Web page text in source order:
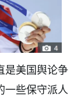
是美国舆论争
一些保守派人